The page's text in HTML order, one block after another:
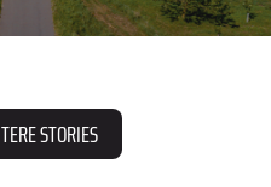
STORIES